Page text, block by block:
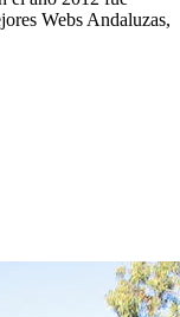
Webs Andaluzas,